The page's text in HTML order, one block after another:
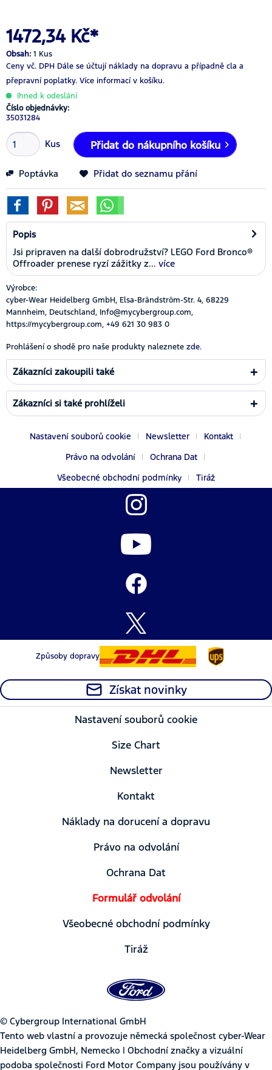
1472,34 Kč*
Obsah: 1 Kus
Ceny vč. DPH Dále se účtují náklady na dopravu a případně cla a
přepravní poplatky. Více informací v košíku.
Ihned k odeslání
Číslo objednávky:
35031284
Kus Přidat do nákupního košíku
Poptávka Přidat do seznamu přání
Popis
Jsi pripraven na další dobrodružství? LEGO Ford Bronco®
Offroader prenese ryzí zážitky z... více
Výrobce:
cyber-Wear Heidelberg GmbH, Elsa-Brändström-Str. 4, 68229
Mannheim, Deutschland, Info@mycybergroup.com,
https://mycybergroup.com, +49 621 30 983 0
Prohlášení o shodě pro naše produkty naleznete zde.
Zákazníci zakoupili také
Zákazníci si také prohlíželi
Nastavení souborů cookie Newsletter
Kontakt
Právo na odvolání
Ochrana Dat
Všeobecné obchodní podmínky
Tiráž
Způsoby dopravy
Získat novinky
Nastavení souborů cookie
Size Chart
Newsletter
Kontakt
Náklady na dorucení a dopravu
Právo na odvolání
Ochrana Dat
Formulář odvolání
Všeobecné obchodní podmínky
Tiráž
© Cybergroup International GmbH
Tento web vlastní a provozuje německá společnost cyber-Wear
Heidelberg GmbH, Nemecko | Obchodní značky a vizuální
podoba společnosti Ford Motor Company jsou používány v